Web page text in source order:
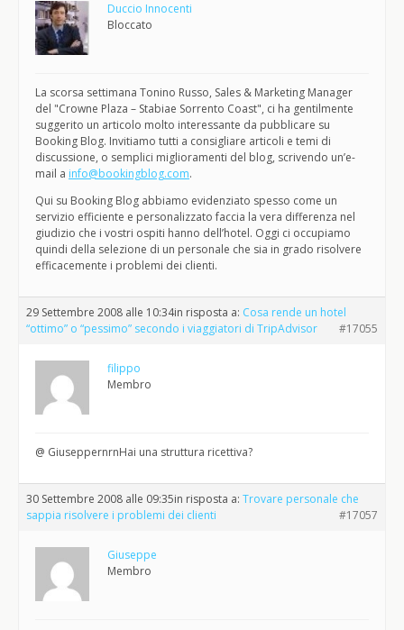
Duccio Innocenti
Bloccato
La scorsa settimana Tonino Russo, Sales & Marketing Manager
del "Crowne Plaza – Stabiae Sorrento Coast", ci ha gentilmente
suggerito un articolo molto interessante da pubblicare su
Booking Blog. Invitiamo tutti a consigliare articoli e temi di
discussione, o semplici miglioramenti del blog, scrivendo un’e-
mail a info@bookingblog.com.
Qui su Booking Blog abbiamo evidenziato spesso come un
servizio efficiente e personalizzato faccia la vera differenza nel
giudizio che i vostri ospiti hanno dell’hotel. Oggi ci occupiamo
quindi della selezione di un personale che sia in grado risolvere
efficacemente i problemi dei clienti.
29 Settembre 2008 alle 10:34in risposta a: Cosa rende un hotel
“ottimo” o “pessimo” secondo i viaggiatori di TripAdvisor
#17055
filippo
Membro
@ GiuseppernrnHai una struttura ricettiva?
30 Settembre 2008 alle 09:35in risposta a: Trovare personale che
sappia risolvere i problemi dei clienti
#17057
Giuseppe
Membro